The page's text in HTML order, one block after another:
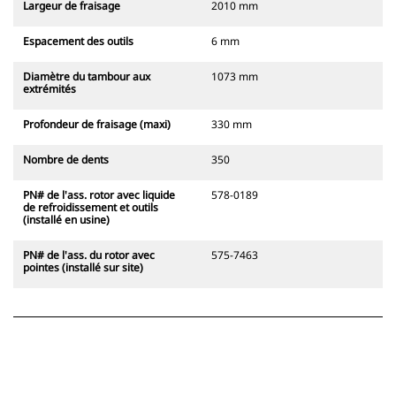
Largeur de fraisage 2010 mm
Espacement des outils 6 mm
Diamètre du tambour aux
extrémités
1073 mm
Profondeur de fraisage (maxi) 330 mm
Nombre de dents 350
PN# de l'ass. rotor avec liquide
de refroidissement et outils
(installé en usine)
578-0189
PN# de l'ass. du rotor avec
pointes (installé sur site)
575-7463